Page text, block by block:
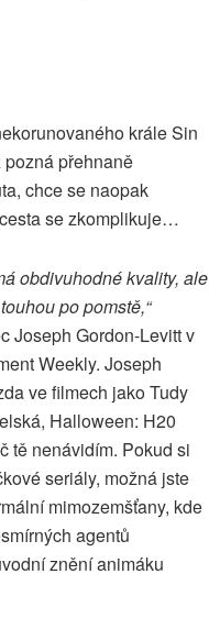
krále Sin
přehnaně
chce se naopak
se zkomplikuje…
obdivuhodné kvality, ale
po pomstě,“
Joseph Gordon-Levitt v
Weekly. Joseph
ve filmech jako Tudy
Halloween: H20
tě nenávidím. Pokud si
seriály, možná jste
mimozemšťany, kde
agentů
znění animáku